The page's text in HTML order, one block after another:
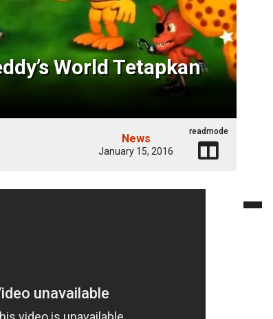
World Tetapkan
News
January 15, 2016
readmode